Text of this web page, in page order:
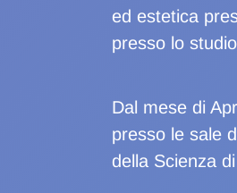
ed estetica
presso lo
Dal mese di
presso le sale
della Scienza